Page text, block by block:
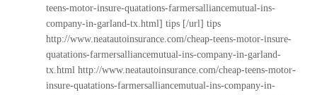
teens-motor-insure-quatations-farmersalliancemutual-ins-
company-in-garland-tx.html] tips [/url] tips
http://www.neatautoinsurance.com/cheap-teens-motor-insure-
quatations-farmersalliancemutual-ins-company-in-garland-
tx.html http://www.neatautoinsurance.com/cheap-teens-motor-
insure-quatations-farmersalliancemutual-ins-company-in-